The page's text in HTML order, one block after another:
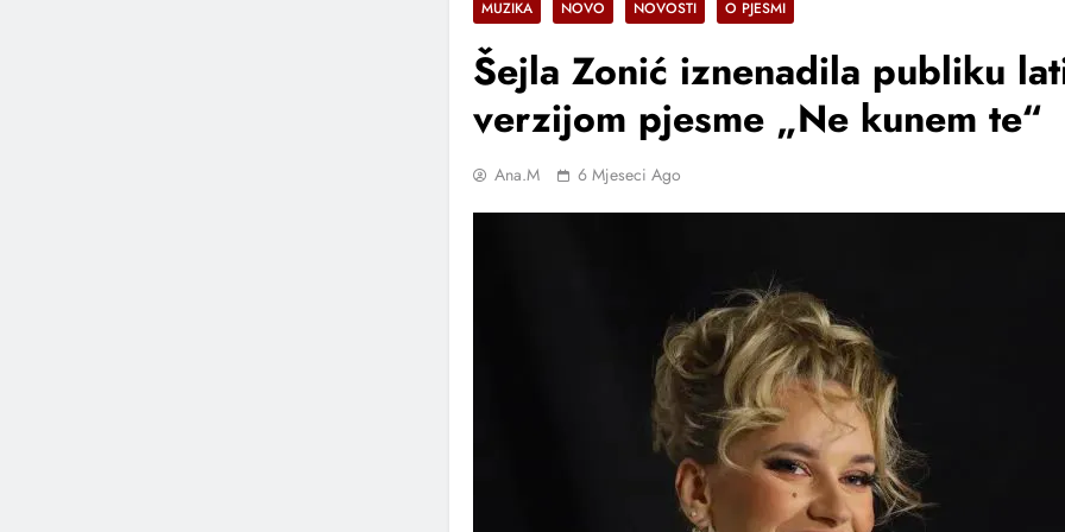
MUZIKA NOVO NOVOSTI O PJESMI
Šejla Zonić iznenadila publiku
verzijom pjesme „Ne kunem te“
Ana.M 6 Mjeseci Ago